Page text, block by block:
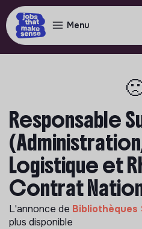
Menu
Responsable
Logistique et
Contrat
L'annonce de Bibliothèques
plus disponible